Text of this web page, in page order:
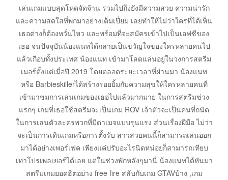
เล่นเกมแบบสุดโหดจัดจ้าน รวมไปถึงยังมีความสวย ความน่ารัก
และความสดใสที่พกมาอย่างเต็มเปี่ยม เลยทำให้ไม่ว่าใครที่ได้เห็น
เธอต่างก็ต้องหวั่นไหว และพร้อมที่จะสมัครเข้าไปเป็นเอฟซีของ
เธอ จนปัจจุบันน้องแนทได้กลายเป็นขวัญใจของใครหลายคนไป
แล้วเกือบทั้งประเทศ น้องแนท เข้ามาโลดแล่นอยู่ในวงการสตรีม
เมอร์ตั้งแต่เมื่อปี 2019 โดยตลอดระยะเวลาที่ผ่านมา น้องแนท
หรือ Barbieskillerได้สร้างรอยยิ้มกับความสุขให้ใครหลายคนที่
เข้ามาชมการเล่นเกมของเธอไปแล้วมากมาย ในการสตรีมช่วง
แรกๆ เกมที่เธอใช้สตรีมจะเป็นเกม ROV เจ้าตัวจะเป็นคนที่ถนัด
ในการเล่นตัวละครพวกที่มีดาเมจแบบรุนแรง ส่วนเรื่องฝีมือ ไม่ว่า
จะเป็นการเดินเกมหรือการตั้งรับ สาวสวยคนนี้ก็สามารถเล่นออก
มาได้อย่างเพอร์เฟค เพียงแค่ปรับอะไรนิดหน่อยก็สามารถเทียบ
เท่าโปรเพลเยอร์ได้เลย แต่ในช่วงพักหลังๆมานี่ น้องแนทได้หันมา
สตรีมเกมยอดฮิตอย่าง free fire สลับกับเกม GTAVบ้าง ,เกม